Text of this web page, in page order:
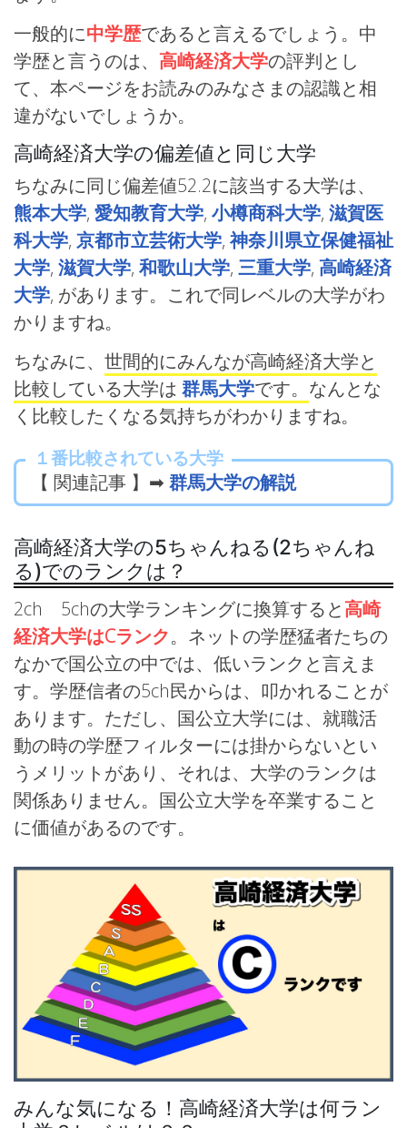
一般的に中学歴であると言えるでしょう。中
学歴と言うのは、 高崎経済大学の評判とし
て、本ページをお読みのみなさまの認識と相
違がないでしょうか。
高崎経済大学の偏差値と同じ大学
ちなみに同じ偏差値52.2に該当する大学は、
熊本大学, 愛知教育大学, 小樽商科大学, 滋賀医
科大学, 京都市立芸術大学,神奈川県立保健福祉
大学, 滋賀大学, 和歌山大学, 三重大学, 高崎経済
大学, があります。これで同レベルの大学がわ
かりますね。
ちなみに、 世間的にみんなが高崎経済大学と
比較している大学は 群馬大学です。 なんとな
く比較したくなる気持ちがわかりますね。
１番比較されている大学
【 関連記事 】➡ 群馬大学の解説
高崎経済大学の5ちゃんねる(2ちゃんね
る)でのランクは？
2ch 5chの大学ランキングに換算すると高崎
経済大学はCランク。ネットの学歴猛者たちの
なかで国公立の中では、低いランクと言えま
す。学歴信者の5ch民からは、叩かれることが
あります。ただし、国公立大学には、就職活
動の時の学歴フィルターには掛からないとい
うメリットがあり、それは、大学のランクは
関係ありません。国公立大学を卒業すること
に価値があるのです。
みんな気になる！高崎経済大学は何ラン